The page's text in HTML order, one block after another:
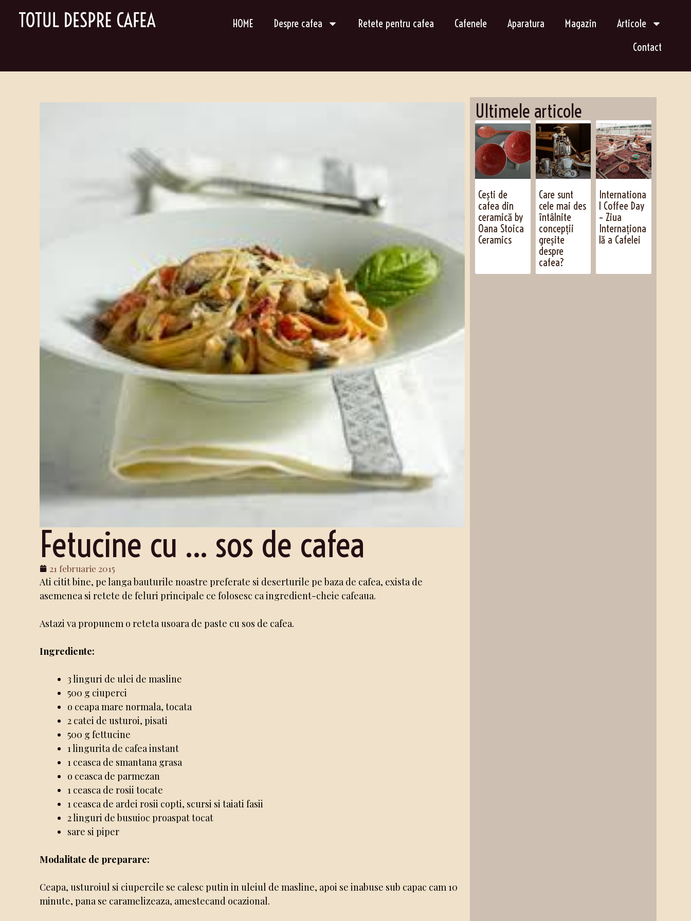
HOME Despre cafea Retete pentru cafea Cafenele Aparatura Magazin
Articole
Contact
Fetucine cu … sos de cafea
21 februarie 2015
Ati citit bine, pe langa bauturile noastre preferate si deserturile pe baza de cafea, exista de
asemenea si retete de feluri principale ce folosesc ca ingredient-cheie cafeaua.
Astazi va propunem o reteta usoara de paste cu sos de cafea.
Ingrediente:
3 linguri de ulei de masline
500 g ciuperci
o ceapa mare normala, tocata
2 catei de usturoi, pisati
500 g fettucine
1 lingurita de cafea instant
1 ceasca de smantana grasa
o ceasca de parmezan
1 ceasca de rosii tocate
1 ceasca de ardei rosii copti, scursi si taiati fasii
2 linguri de busuioc proaspat tocat
sare si piper
Modalitate de preparare:
Ceapa, usturoiul si ciupercile se calesc putin in uleiul de masline, apoi se inabuse sub capac cam 10
minute, pana se caramelizeaza, amestecand ocazional.
Ultimele articole
Cești de
cafea din
ceramică by
Oana Stoica
Ceramics
Care sunt
cele mai des
întâlnite
concepții
greșite
despre
cafea?
Internationa
l Coffee Day
– Ziua
Internaționa
lă a Cafelei